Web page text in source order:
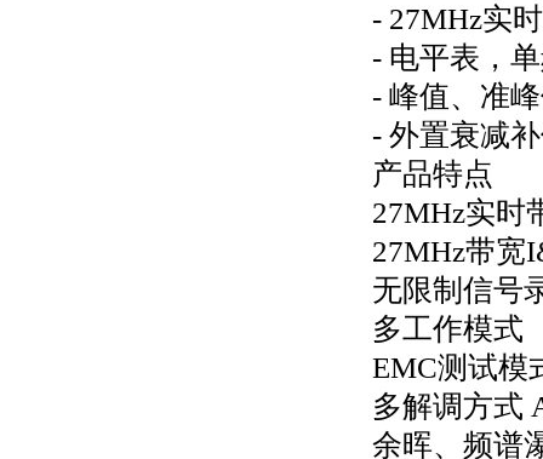
- 27MHz实
- 电平表，
- 峰值、准
- 外置衰减
产品特点
27MHz实时
27MHz带宽
无限制信号
多工作模式
EMC测试模
多解调方式
余晖、频谱